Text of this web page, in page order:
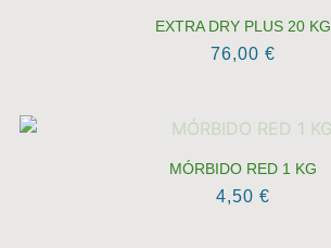
EXTRA DRY PLUS 20 KG
76,00 €
MÓRBIDO RED 1 KG
4,50 €